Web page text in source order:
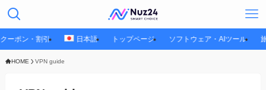
クーポン・割引 日本語 トップページ ソフトウェア・AIツール
HOME VPN guide